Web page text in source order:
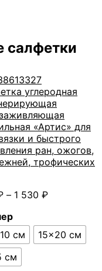
салфетки
углеродная
«Артис» для
и быстрого
ран, ожогов,
трофических
– 1 530 ₽Диапазон
–
1
см
15×20 см
см